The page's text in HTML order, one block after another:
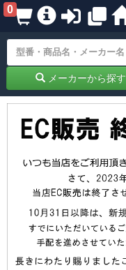
0
メーカーから探す